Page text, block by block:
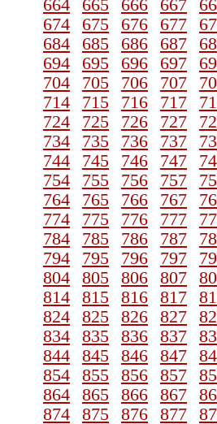
664
665 666 667
674
675 676 677
684
685 686 687
694
695 696 697
704
705 706 707
714
715 716 717
724
725 726 727
734
735 736 737
744
745 746 747
754
755 756 757
764
765 766 767
774
775 776 777
784
785 786 787
794
795 796 797
804
805 806 807
814
815 816 817
824
825 826 827
834
835 836 837
844
845 846 847
854
855 856 857
864
865 866 867
874
875 876 877